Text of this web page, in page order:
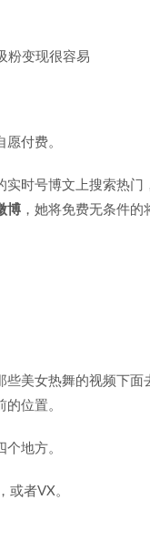
付费。
时号博文上搜索热门
博 ，她将免费无条件的
美女热舞的视频下
位置。
地方。
或者VX。